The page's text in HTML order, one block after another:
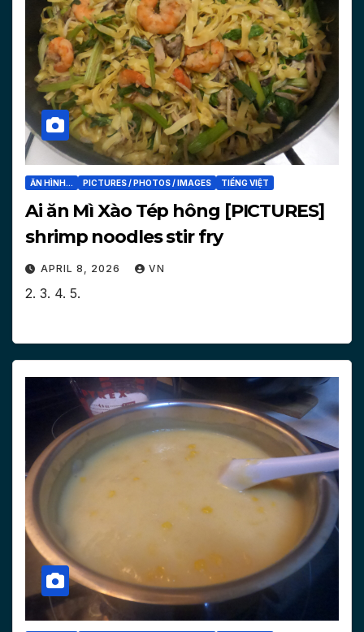
ĂN HÌNH... PICTURES / PHOTOS / IMAGES TIẾNG VIỆT
Ai ăn Mì Xào Tép hông [PICTURES]
shrimp noodles stir fry
APRIL 8, 2026 VN
2. 3. 4. 5.